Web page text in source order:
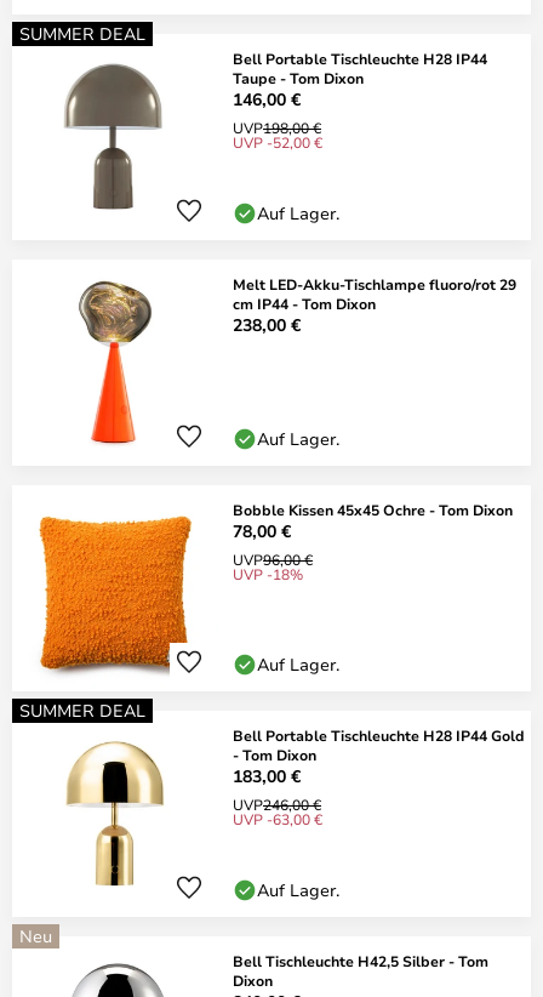
SUMMER DEAL
Bell Portable Tischleuchte H28 IP44
Taupe - Tom Dixon
146,00 €
UVP198,00 €
UVP -52,00 €
Auf Lager.
Melt LED-Akku-Tischlampe fluoro/rot 29
cm IP44 - Tom Dixon
238,00 €
Auf Lager.
Bobble Kissen 45x45 Ochre - Tom Dixon
78,00 €
UVP96,00 €
UVP -18%
Auf Lager.
SUMMER DEAL
Bell Portable Tischleuchte H28 IP44 Gold
- Tom Dixon
183,00 €
UVP246,00 €
UVP -63,00 €
Auf Lager.
Neu
Bell Tischleuchte H42,5 Silber - Tom
Dixon